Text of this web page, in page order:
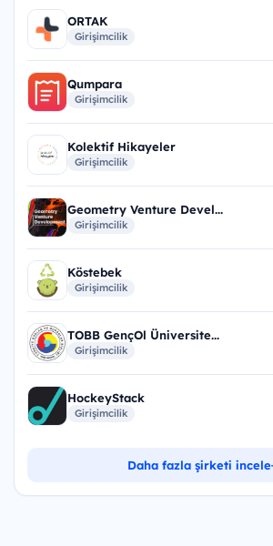
ORTAK
Girişimcilik
Qumpara
Girişimcilik
Kolektif Hikayeler
Girişimcilik
Geometry Venture Devel...
Girişimcilik
Köstebek
Girişimcilik
TOBB GençOl Üniversite...
Girişimcilik
HockeyStack
Girişimcilik
Daha fazla şirketi incele